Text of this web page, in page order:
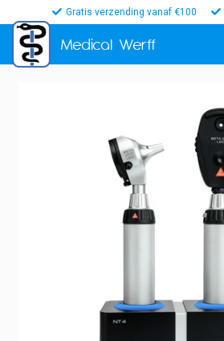
Gratis verzending vanaf €100
Medical Werff